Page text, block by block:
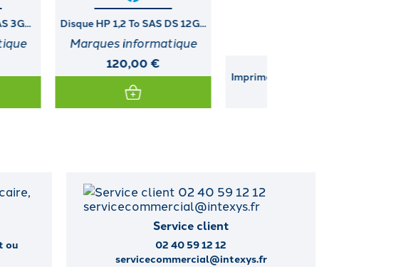
To SAS DS 12G...
informatique
Imprimante DIGITAL (LA30W-
ou
Service client
02 40 59 12 12
servicecommercial@intexys.fr